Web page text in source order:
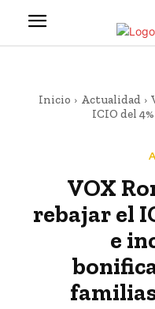
Inicio Actualidad
ICIO del
VOX
rebajar el
e